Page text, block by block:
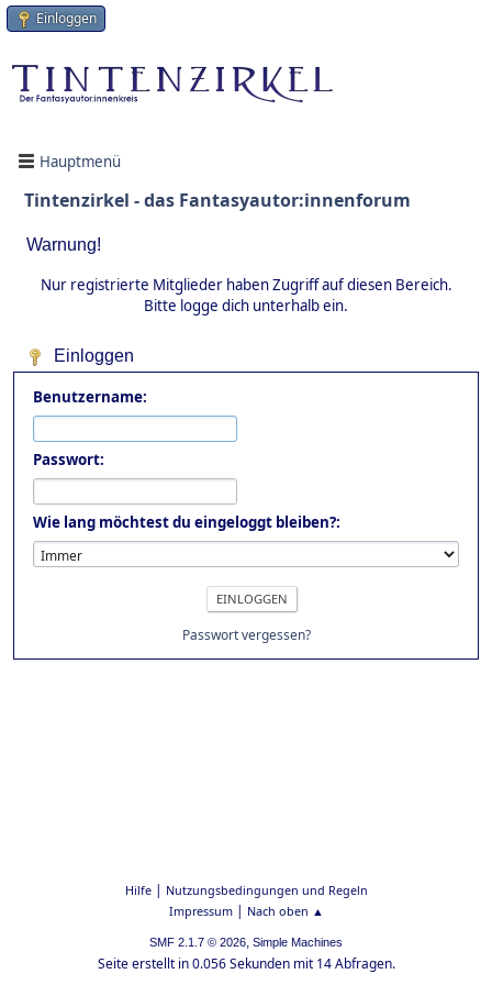
Einloggen
Hauptmenü
Tintenzirkel - das Fantasyautor:innenforum
Warnung!
Nur registrierte Mitglieder haben Zugriff auf diesen Bereich.
Bitte logge dich unterhalb ein.
Einloggen
Benutzername:
Passwort:
Wie lang möchtest du eingeloggt bleiben?:
Passwort vergessen?
Hilfe| Nutzungsbedingungen und Regeln
Impressum| Nach oben ▲
SMF 2.1.7 © 2026, Simple Machines
Seite erstellt in 0.056 Sekunden mit 14 Abfragen.